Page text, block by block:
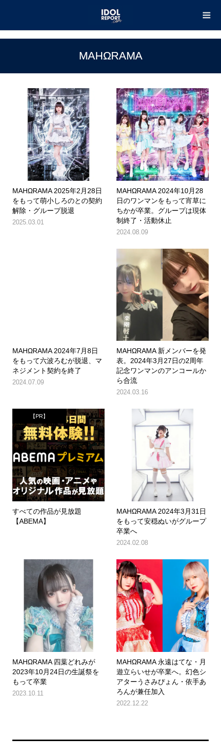
MAHΩRAMA
MAHΩRAMA 2025年2月28日
をもって萌小しろのとの契約
解除・グループ脱退
2025.03.01
MAHΩRAMA 2024年10月28
日のワンマンをもって宵草に
ちかが卒業。グループは現体
制終了・活動休止
2024.08.09
MAHΩRAMA 2024年7月8日
をもって六波ろむが脱退、マ
ネジメント契約を終了
2024.07.09
MAHΩRAMA 新メンバーを発
表。2024年3月27日の2周年
記念ワンマンのアンコールか
ら合流
2024.03.16
【PR】
すべての作品が見放題
【ABEMA】
MAHΩRAMA 2024年3月31日
をもって安穏ぬいがグループ
卒業へ
2024.02.08
MAHΩRAMA 四葉どれみが
2023年10月24日の生誕祭を
もって卒業
2023.10.11
MAHΩRAMA 永遠はてな・月
遊立らいせが卒業へ。幻色シ
アターうさみぴょん・依手あ
ろんが兼任加入
2022.12.22